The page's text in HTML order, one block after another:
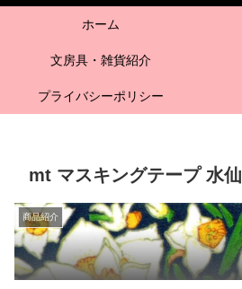
ホーム
文房具・雑貨紹介
プライバシーポリシー
mt マスキングテープ 水仙
商品紹介